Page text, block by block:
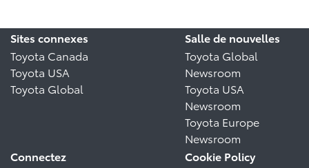
Sites connexes
Toyota Canada
Toyota USA
Toyota Global
Salle de nouvelles
Toyota Global
Newsroom
Toyota USA
Newsroom
Toyota Europe
Newsroom
Connectez
Cookie Policy